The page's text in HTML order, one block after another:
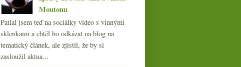
Moutonu
Patlal jsem teď na sociálky video s vinnými
sklenkami a chtěl ho odkázat na blog na
tematický článek, ale zjistil, že by si
zasloužil aktua...